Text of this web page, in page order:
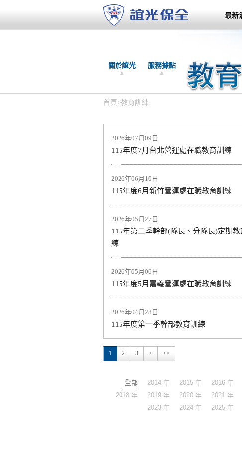
最新
關於誼光 服務據點
首頁 >教育訓練
2026年07月09日
115年度7月台北營運處在職教育訓練
2026年06月10日
115年度6月新竹營運處在職教育訓練
2026年05月27日
115年第二季幹部(隊長、分隊長)定期教
練
2026年05月06日
115年度5月嘉義營運處在職教育訓練
2026年04月28日
115年度第一季幹部教育訓練
1 2 3 > >>
全部 2014 年 2015 年 2016 年
2018 年
2019 年 2020 年 2021 年
2023 年
2024 年 2025 年